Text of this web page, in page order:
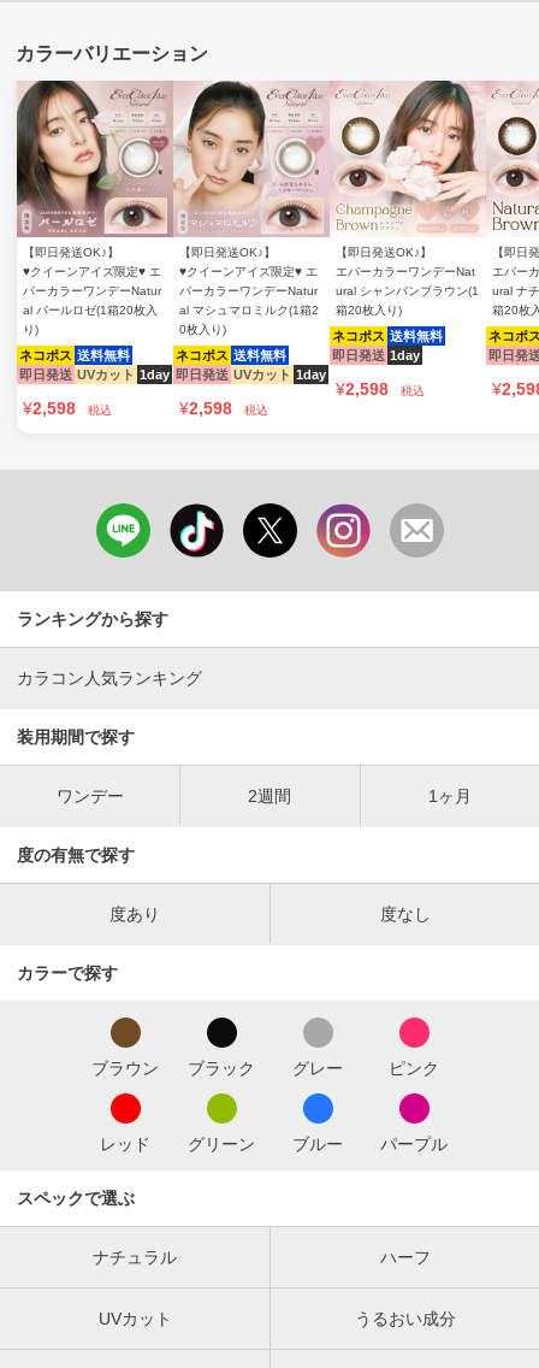
【即日発送OK♪】
♥クイーンアイズ限定♥ エ
バーカラーワンデーNatur
al パールロゼ(1箱20枚入
り)
ネコポス 送料無料
即日発送 UVカット 1day
¥2,598 税込
【即日発送OK♪】
♥クイーンアイズ限定♥ エ
バーカラーワンデーNatur
al マシュマロミルク(1箱2
0枚入り)
ネコポス 送料無料
即日発送 UVカット 1day
¥2,598 税込
【即日発送OK♪】
エバーカラーワンデーNat
ural シャンパンブラウン(1
箱20枚入り)
ネコポス 送料無料
即日発送 1day
¥2,598 税込
【即日
エバー
ural ナ
箱20枚
ネコポ
即日発
¥
ランキングから探す
カラコン人気ランキング
装用期間で探す
ワンデー 2週間 1ヶ月
度の有無で探す
度あり 度なし
カラーで探す
ブラウン ブラック グレー ピンク
レッド グリーン ブルー パープル
スペックで選ぶ
ナチュラル ハーフ
UVカット うるおい成分